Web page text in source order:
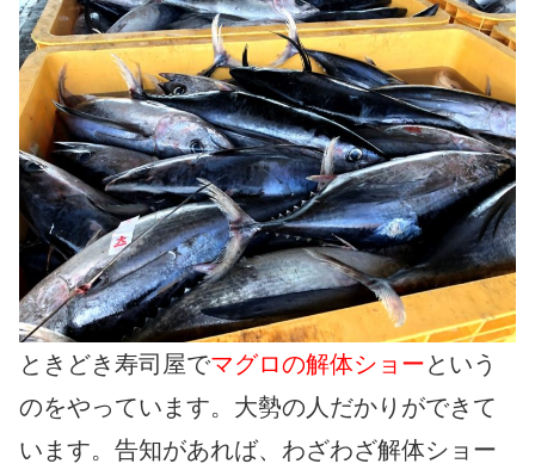
ときどき寿司屋でマグロの解体ショーという
のをやっています。大勢の人だかりができて
います。告知があれば、わざわざ解体ショー